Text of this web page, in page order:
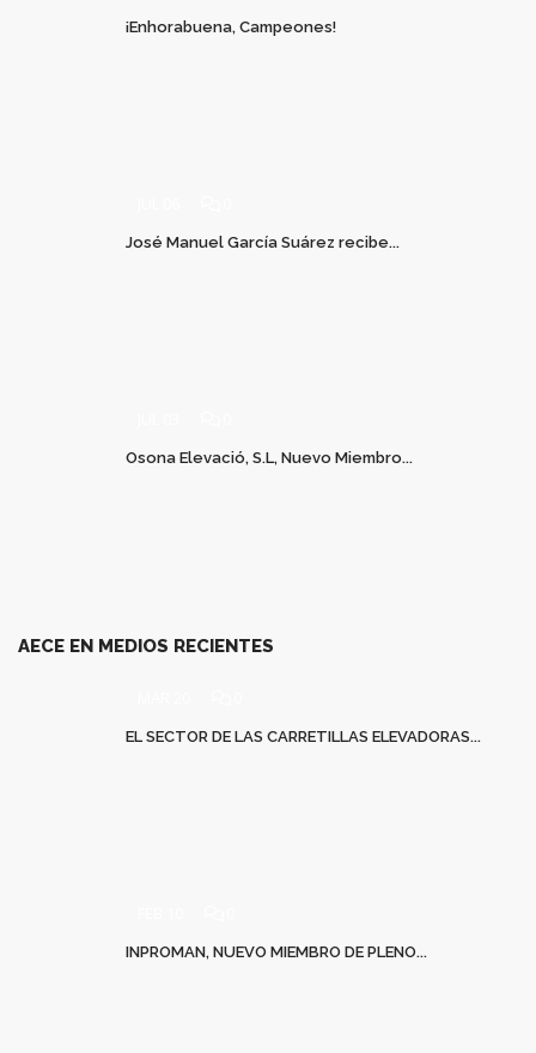
¡Enhorabuena, Campeones!
José Manuel García Suárez recibe...
Osona Elevació, S.L, Nuevo Miembro...
AECE EN MEDIOS RECIENTES
EL SECTOR DE LAS CARRETILLAS ELEVADORAS...
INPROMAN, NUEVO MIEMBRO DE PLENO...